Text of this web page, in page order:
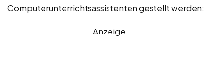
Computerunterrichtsassistenten gestellt werden:
Anzeige